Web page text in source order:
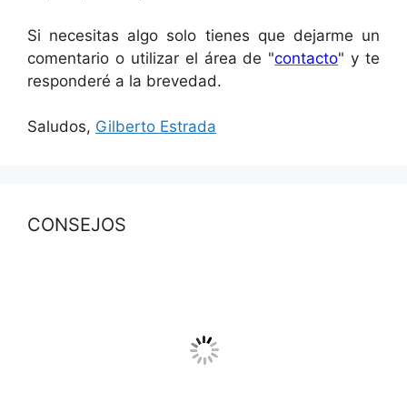
Si necesitas algo solo tienes que dejarme un
comentario o utilizar el área de "contacto" y te
responderé a la brevedad.
Saludos, Gilberto Estrada
CONSEJOS